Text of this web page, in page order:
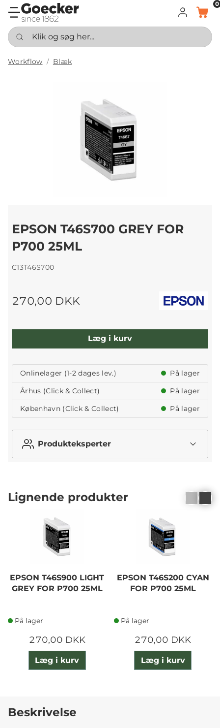
LOG INDKURV
0
Klik og søg her...
Workflow Blæk
EPSON T46S700 GREY FOR
P700 25ML
C13T46S700
270,00 DKK
Læg i kurv
Onlinelager (1-2 dages lev.)
På lager
Århus (Click & Collect)
På lager
København (Click & Collect)
På lager
Produkteksperter
Lignende produkter
EPSON T46S900 LIGHT
GREY FOR P700 25ML
På lager
270,00 DKK
Læg i kurv
EPSON T46S200 CYAN
FOR P700 25ML
På lager
270,00 DKK
Læg i kurv
Beskrivelse